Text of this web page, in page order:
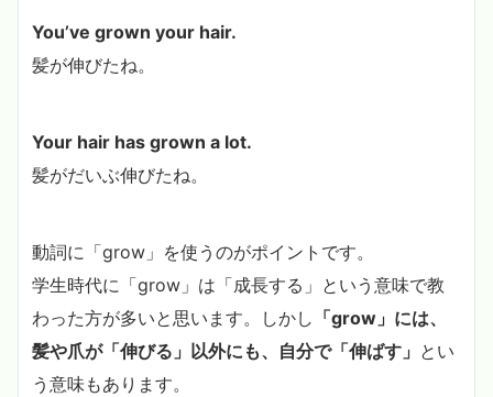
You’ve grown your hair.
髪が伸びたね。
Your hair has grown a lot.
髪がだいぶ伸びたね。
動詞に「grow」を使うのがポイントです。
学生時代に「grow」は「成長する」という意味で教
わった方が多いと思います。しかし 「grow」には、
髪や爪が「伸びる」以外にも、自分で「伸ばす」 とい
う意味もあります。